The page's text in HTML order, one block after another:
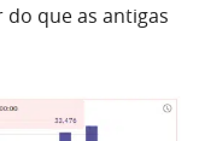
do que as antigas